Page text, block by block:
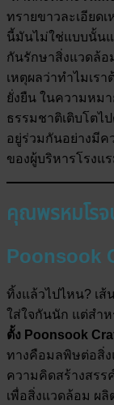
ทรายขาวละเอียด
นี้มันไม่ใช่แบบนั้นแ
กันรักษาสิ่งแวดล้อ
เหตุผลว่าทำไมเร
ยั่งยืน ในความหม
ธรรมชาติเติบโตไ
อยู่ร่วมกันอย่างมีค
ของผู้บริหารโรงแ
คุณพรหมโร
Poonsook
ทิ้งแล้วไปไหน? เส้
ใส่ใจกันนัก แต่สำห
ตั้ง Poonsook
ทางคือมลพิษต่อสิ่
ความคิดสร้างสรร
เพื่อสิ่งแวดล้อม ผลิ